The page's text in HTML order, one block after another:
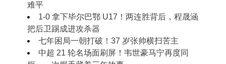
难平
1‑0 拿下毕尔巴鄂 U17！两连胜背后，程晟涵
把后卫踢成进攻杀器
七年困局一朝打破！37 岁张帅横扫苦主
中超 21 轮名场面刷屏！韦世豪马宁再度同